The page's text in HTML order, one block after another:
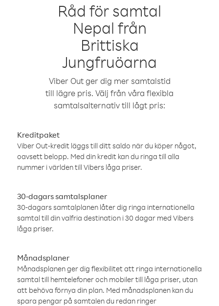
Råd för samtal
Nepal från
Brittiska
Jungfruöarna
Viber Out ger dig mer samtalstid
till lägre pris. Välj från våra flexibla
samtalsalternativ till lågt pris:
Kreditpaket
Viber Out-kredit läggs till ditt saldo när du köper något,
oavsett belopp. Med din kredit kan du ringa till alla
nummer i världen till Vibers låga priser.
30-dagars samtalsplaner
30-dagars samtalplanen låter dig ringa internationella
samtal till din valfria destination i 30 dagar med Vibers
låga priser.
Månadsplaner
Månadsplanen ger dig flexibilitet att ringa internationella
samtal till hemtelefoner och mobiler till låga priser, utan
att behöva förnya din plan. Med månadsplanen kan du
spara pengar på samtalen du redan ringer